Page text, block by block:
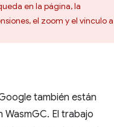
en la página, la
el zoom y el vínculo a
también están
El trabajo